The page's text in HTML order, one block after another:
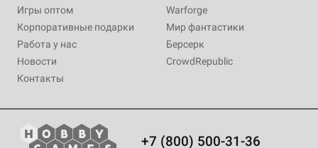
Игры оптом
Корпоративные подарки
Работа у нас
Новости
Контакты
Warforge
Мир фантастики
Берсерк
CrowdRepublic
+7 (800) 500-31-36